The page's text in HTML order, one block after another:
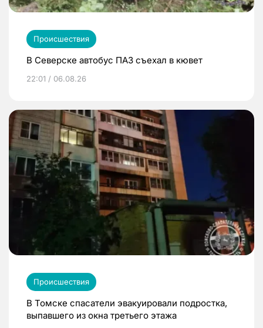
Происшествия
В Северске автобус ПАЗ съехал в кювет
22:01 / 06.08.26
Происшествия
В Томске спасатели эвакуировали подростка,
выпавшего из окна третьего этажа